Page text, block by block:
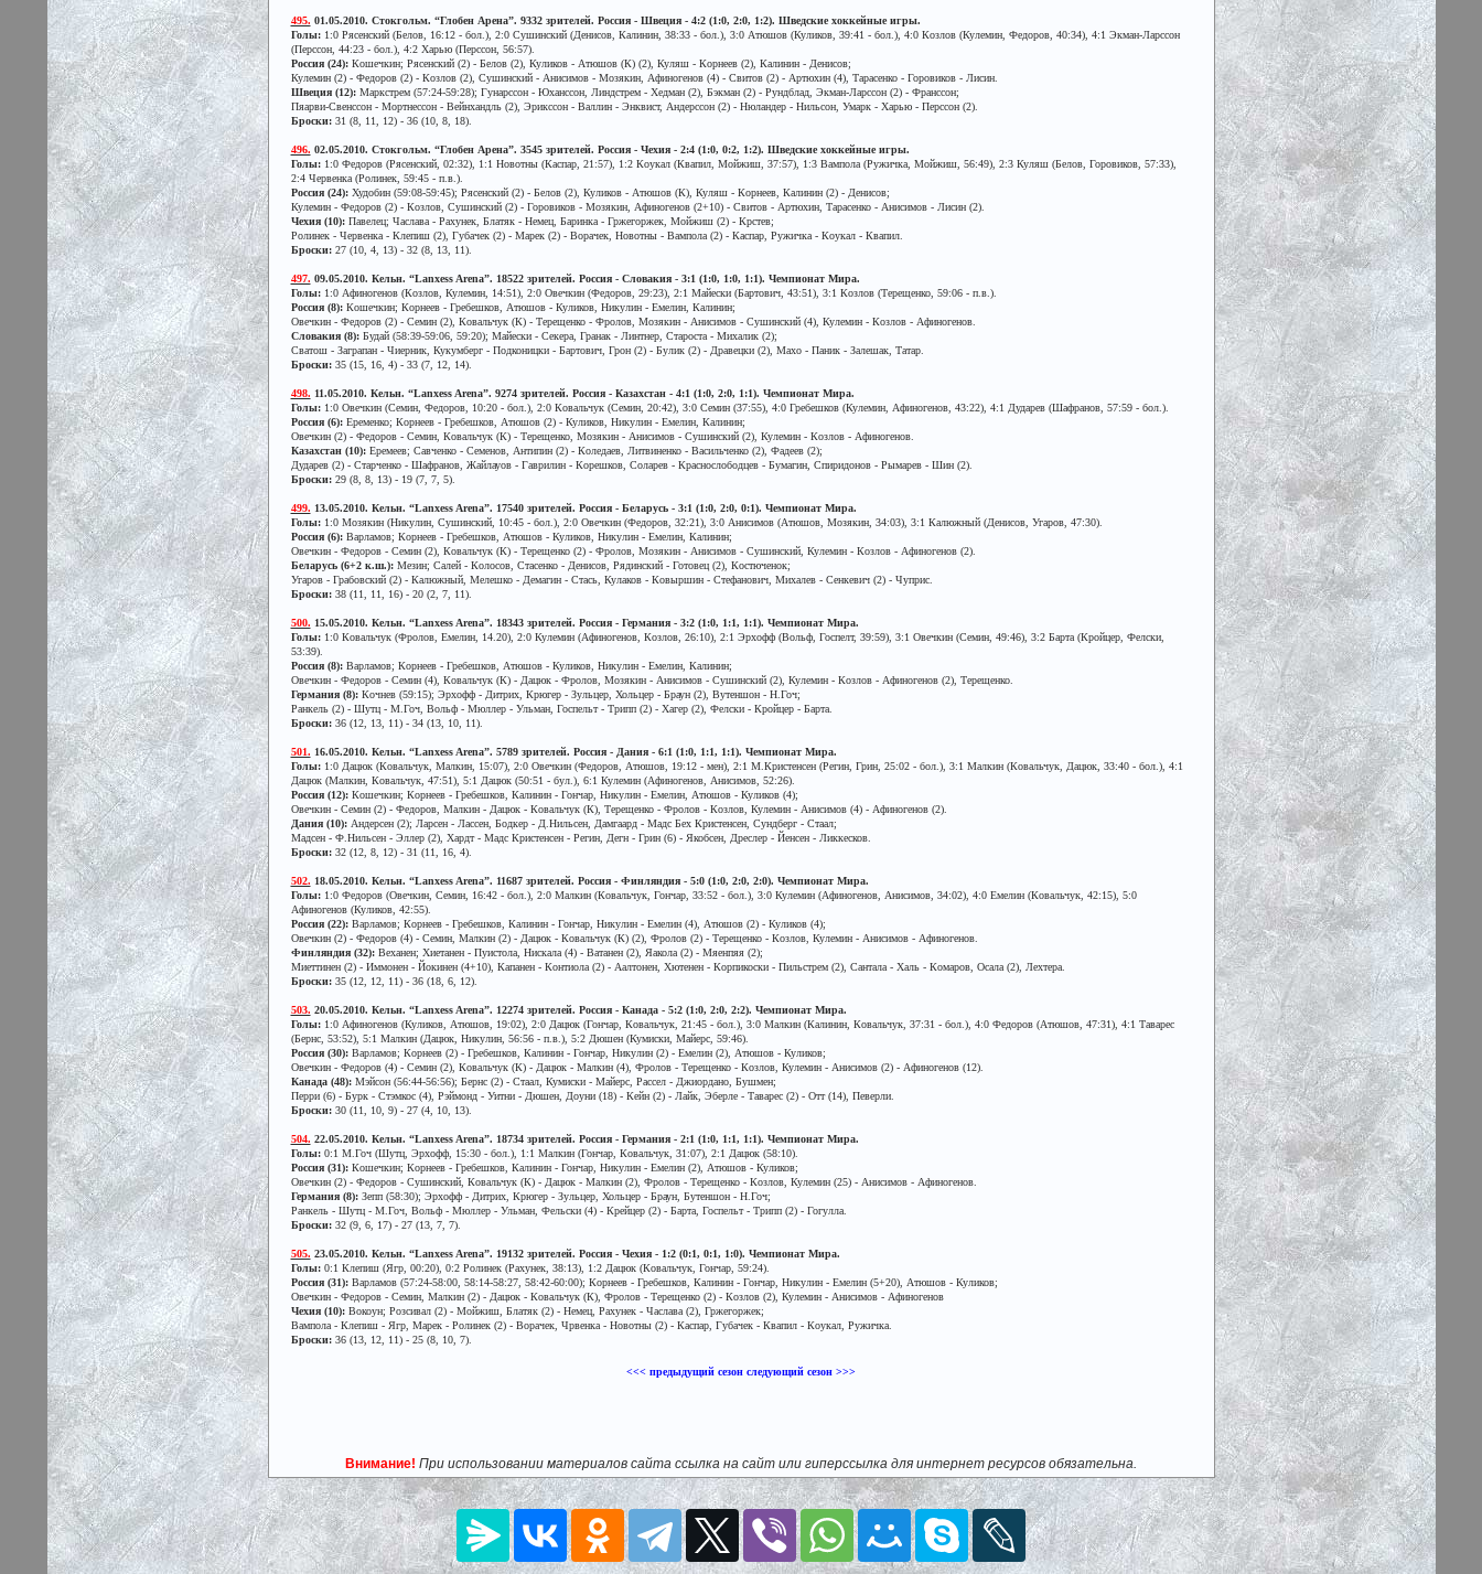
495. 01.05.2010. Стокгольм. “Глобен Арена”. 9332 зрителей. Россия - Швеция - 4:2 (1:0, 2:0, 1:2). Шведские хоккейные игры.
Голы:1:0 Рясенский (Белов, 16:12 - бол.), 2:0 Сушинский (Денисов, Калинин, 38:33 - бол.), 3:0 Атюшов (Куликов, 39:41 - бол.), 4:0 Козлов (Кулемин, Федоров, 40:34), 4:1 Экман-Ларссон
(Перссон, 44:23 - бол.), 4:2 Харью (Перссон, 56:57).
Россия (24):Кошечкин; Рясенский (2) - Белов (2), Куликов - Атюшов (К) (2), Куляш - Корнеев (2), Калинин - Денисов;
Кулемин (2) - Федоров (2) - Козлов (2), Сушинский - Анисимов - Мозякин, Афиногенов (4) - Свитов (2) - Артюхин (4), Тарасенко - Горовиков - Лисин.
Швеция (12):Маркстрем (57:24-59:28); Гунарссон - Юханссон, Линдстрем - Хедман (2), Бэкман (2) - Рундблад, Экман-Ларссон (2) - Франссон;
Пяарви-Свенссон - Мортнессон - Вейнхандль (2), Эрикссон - Валлин - Энквист, Андерссон (2) - Нюландер - Нильсон, Умарк - Харью - Перссон (2).
Броски:31 (8, 11, 12) - 36 (10, 8, 18).
496. 02.05.2010. Стокгольм. “Глобен Арена”. 3545 зрителей. Россия - Чехия - 2:4 (1:0, 0:2, 1:2). Шведские хоккейные игры.
Голы:1:0 Федоров (Рясенский, 02:32), 1:1 Новотны (Каспар, 21:57), 1:2 Коукал (Квапил, Мойжиш, 37:57), 1:3 Вампола (Ружичка, Мойжиш, 56:49), 2:3 Куляш (Белов, Горовиков, 57:33),
2:4 Червенка (Ролинек, 59:45 - п.в.).
Россия (24):Худобин (59:08-59:45); Рясенский (2) - Белов (2), Куликов - Атюшов (К), Куляш - Корнеев, Калинин (2) - Денисов;
Кулемин - Федоров (2) - Козлов, Сушинский (2) - Горовиков - Мозякин, Афиногенов (2+10) - Свитов - Артюхин, Тарасенко - Анисимов - Лисин (2).
Чехия (10):Павелец; Часлава - Рахунек, Блатяк - Немец, Баринка - Гржегоржек, Мойжиш (2) - Крстев;
Ролинек - Червенка - Клепиш (2), Губачек (2) - Марек (2) - Ворачек, Новотны - Вампола (2) - Каспар, Ружичка - Коукал - Квапил.
Броски:27 (10, 4, 13) - 32 (8, 13, 11).
497. 09.05.2010. Кельн. “Lanxess Arena”. 18522 зрителей. Россия - Словакия - 3:1 (1:0, 1:0, 1:1). Чемпионат Мира.
Голы:1:0 Афиногенов (Козлов, Кулемин, 14:51), 2:0 Овечкин (Федоров, 29:23), 2:1 Майески (Бартович, 43:51), 3:1 Козлов (Терещенко, 59:06 - п.в.).
Россия (8):Кошечкин; Корнеев - Гребешков, Атюшов - Куликов, Никулин - Емелин, Калинин;
Овечкин - Федоров (2) - Семин (2), Ковальчук (К) - Терещенко - Фролов, Мозякин - Анисимов - Сушинский (4), Кулемин - Козлов - Афиногенов.
Словакия (8):Будай (58:39-59:06, 59:20); Майески - Секера, Гранак - Линтнер, Староста - Михалик (2);
Сватош - Заграпан - Чиерник, Кукумберг - Подконицки - Бартович, Грон (2) - Булик (2) - Дравецки (2), Махо - Паник - Залешак, Татар.
Броски:35 (15, 16, 4) - 33 (7, 12, 14).
498. 11.05.2010. Кельн. “Lanxess Arena”. 9274 зрителей. Россия - Казахстан - 4:1 (1:0, 2:0, 1:1). Чемпионат Мира.
Голы:1:0 Овечкин (Семин, Федоров, 10:20 - бол.), 2:0 Ковальчук (Семин, 20:42), 3:0 Семин (37:55), 4:0 Гребешков (Кулемин, Афиногенов, 43:22), 4:1 Дударев (Шафранов, 57:59 - бол.).
Россия (6):Еременко; Корнеев - Гребешков, Атюшов (2) - Куликов, Никулин - Емелин, Калинин;
Овечкин (2) - Федоров - Семин, Ковальчук (К) - Терещенко, Мозякин - Анисимов - Сушинский (2), Кулемин - Козлов - Афиногенов.
Казахстан (10):Еремеев; Савченко - Семенов, Антипин (2) - Коледаев, Литвиненко - Васильченко (2), Фадеев (2);
Дударев (2) - Старченко - Шафранов, Жайлауов - Гаврилин - Корешков, Соларев - Краснослободцев - Бумагин, Спиридонов - Рымарев - Шин (2).
Броски:29 (8, 8, 13) - 19 (7, 7, 5).
499. 13.05.2010. Кельн. “Lanxess Arena”. 17540 зрителей. Россия - Беларусь - 3:1 (1:0, 2:0, 0:1). Чемпионат Мира.
Голы:1:0 Мозякин (Никулин, Сушинский, 10:45 - бол.), 2:0 Овечкин (Федоров, 32:21), 3:0 Анисимов (Атюшов, Мозякин, 34:03), 3:1 Калюжный (Денисов, Угаров, 47:30).
Россия (6):Варламов; Корнеев - Гребешков, Атюшов - Куликов, Никулин - Емелин, Калинин;
Овечкин - Федоров - Семин (2), Ковальчук (К) - Терещенко (2) - Фролов, Мозякин - Анисимов - Сушинский, Кулемин - Козлов - Афиногенов (2).
Беларусь (6+2 к.ш.):Мезин; Салей - Колосов, Стасенко - Денисов, Рядинский - Готовец (2), Костюченок;
Угаров - Грабовский (2) - Калюжный, Мелешко - Демагин - Стась, Кулаков - Ковыршин - Стефанович, Михалев - Сенкевич (2) - Чуприс.
Броски:38 (11, 11, 16) - 20 (2, 7, 11).
500. 15.05.2010. Кельн. “Lanxess Arena”. 18343 зрителей. Россия - Германия - 3:2 (1:0, 1:1, 1:1). Чемпионат Мира.
Голы:1:0 Ковальчук (Фролов, Емелин, 14.20), 2:0 Кулемин (Афиногенов, Козлов, 26:10), 2:1 Эрхофф (Вольф, Госпелт, 39:59), 3:1 Овечкин (Семин, 49:46), 3:2 Барта (Кройцер, Фелски,
53:39).
Россия (8):Варламов; Корнеев - Гребешков, Атюшов - Куликов, Никулин - Емелин, Калинин;
Овечкин - Федоров - Семин (4), Ковальчук (К) - Дацюк - Фролов, Мозякин - Анисимов - Сушинский (2), Кулемин - Козлов - Афиногенов (2), Терещенко.
Германия (8):Кочнев (59:15); Эрхофф - Дитрих, Крюгер - Зульцер, Хольцер - Браун (2), Вутеншон - Н.Гоч;
Ранкель (2) - Шутц - М.Гоч, Вольф - Мюллер - Ульман, Госпельт - Трипп (2) - Хагер (2), Фелски - Кройцер - Барта.
Броски:36 (12, 13, 11) - 34 (13, 10, 11).
501. 16.05.2010. Кельн. “Lanxess Arena”. 5789 зрителей. Россия - Дания - 6:1 (1:0, 1:1, 1:1). Чемпионат Мира.
Голы:1:0 Дацюк (Ковальчук, Малкин, 15:07), 2:0 Овечкин (Федоров, Атюшов, 19:12 - мен), 2:1 М.Кристенсен (Регин, Грин, 25:02 - бол.), 3:1 Малкин (Ковальчук, Дацюк, 33:40 - бол.), 4:1
Дацюк (Малкин, Ковальчук, 47:51), 5:1 Дацюк (50:51 - бул.), 6:1 Кулемин (Афиногенов, Анисимов, 52:26).
Россия (12):Кошечкин; Корнеев - Гребешков, Калинин - Гончар, Никулин - Емелин, Атюшов - Куликов (4);
Овечкин - Семин (2) - Федоров, Малкин - Дацюк - Ковальчук (К), Терещенко - Фролов - Козлов, Кулемин - Анисимов (4) - Афиногенов (2).
Дания (10):Андерсен (2); Ларсен - Лассен, Бодкер - Д.Нильсен, Дамгаард - Мадс Бех Кристенсен, Сундберг - Стаал;
Мадсен - Ф.Нильсен - Эллер (2), Хардт - Мадс Кристенсен - Регин, Дегн - Грин (6) - Якобсен, Дреслер - Йенсен - Ликкесков.
Броски:32 (12, 8, 12) - 31 (11, 16, 4).
502. 18.05.2010. Кельн. “Lanxess Arena”. 11687 зрителей. Россия - Финляндия - 5:0 (1:0, 2:0, 2:0). Чемпионат Мира.
Голы:1:0 Федоров (Овечкин, Семин, 16:42 - бол.), 2:0 Малкин (Ковальчук, Гончар, 33:52 - бол.), 3:0 Кулемин (Афиногенов, Анисимов, 34:02), 4:0 Емелин (Ковальчук, 42:15), 5:0
Афиногенов (Куликов, 42:55).
Россия (22):Варламов; Корнеев - Гребешков, Калинин - Гончар, Никулин - Емелин (4), Атюшов (2) - Куликов (4);
Овечкин (2) - Федоров (4) - Семин, Малкин (2) - Дацюк - Ковальчук (К) (2), Фролов (2) - Терещенко - Козлов, Кулемин - Анисимов - Афиногенов.
Финляндия (32):Веханен; Хиетанен - Пуистола, Нискала (4) - Ватанен (2), Яакола (2) - Мяенпяя (2);
Миеттинен (2) - Иммонен - Йокинен (4+10), Капанен - Контиола (2) - Аалтонен, Хютенен - Корпикоски - Пильстрем (2), Сантала - Халь - Комаров, Осала (2), Лехтера.
Броски:35 (12, 12, 11) - 36 (18, 6, 12).
503. 20.05.2010. Кельн. “Lanxess Arena”. 12274 зрителей. Россия - Канада - 5:2 (1:0, 2:0, 2:2). Чемпионат Мира.
Голы:1:0 Афиногенов (Куликов, Атюшов, 19:02), 2:0 Дацюк (Гончар, Ковальчук, 21:45 - бол.), 3:0 Малкин (Калинин, Ковальчук, 37:31 - бол.), 4:0 Федоров (Атюшов, 47:31), 4:1 Таварес
(Бернс, 53:52), 5:1 Малкин (Дацюк, Никулин, 56:56 - п.в.), 5:2 Дюшен (Кумиски, Майерс, 59:46).
Россия (30):Варламов; Корнеев (2) - Гребешков, Калинин - Гончар, Никулин (2) - Емелин (2), Атюшов - Куликов;
Овечкин - Федоров (4) - Семин (2), Ковальчук (К) - Дацюк - Малкин (4), Фролов - Терещенко - Козлов, Кулемин - Анисимов (2) - Афиногенов (12).
Канада (48):Мэйсон (56:44-56:56); Бернс (2) - Стаал, Кумиски - Майерс, Рассел - Джиордано, Бушмен;
Перри (6) - Бурк - Стэмкос (4), Рэймонд - Уитни - Дюшен, Доуни (18) - Кейн (2) - Лайк, Эберле - Таварес (2) - Отт (14), Певерли.
Броски:30 (11, 10, 9) - 27 (4, 10, 13).
504. 22.05.2010. Кельн. “Lanxess Arena”. 18734 зрителей. Россия - Германия - 2:1 (1:0, 1:1, 1:1). Чемпионат Мира.
Голы:0:1 М.Гоч (Шутц, Эрхофф, 15:30 - бол.), 1:1 Малкин (Гончар, Ковальчук, 31:07), 2:1 Дацюк (58:10).
Россия (31):Кошечкин; Корнеев - Гребешков, Калинин - Гончар, Никулин - Емелин (2), Атюшов - Куликов;
Овечкин (2) - Федоров - Сушинский, Ковальчук (К) - Дацюк - Малкин (2), Фролов - Терещенко - Козлов, Кулемин (25) - Анисимов - Афиногенов.
Германия (8):Зепп (58:30); Эрхофф - Дитрих, Крюгер - Зульцер, Хольцер - Браун, Бутеншон - Н.Гоч;
Ранкель - Шутц - М.Гоч, Вольф - Мюллер - Ульман, Фельски (4) - Крейцер (2) - Барта, Госпельт - Трипп (2) - Гогулла.
Броски:32 (9, 6, 17) - 27 (13, 7, 7).
505. 23.05.2010. Кельн. “Lanxess Arena”. 19132 зрителей. Россия - Чехия - 1:2 (0:1, 0:1, 1:0). Чемпионат Мира.
Голы:0:1 Клепиш (Ягр, 00:20), 0:2 Ролинек (Рахунек, 38:13), 1:2 Дацюк (Ковальчук, Гончар, 59:24).
Россия (31):Варламов (57:24-58:00, 58:14-58:27, 58:42-60:00); Корнеев - Гребешков, Калинин - Гончар, Никулин - Емелин (5+20), Атюшов - Куликов;
Овечкин - Федоров - Семин, Малкин (2) - Дацюк - Ковальчук (К), Фролов - Терещенко (2) - Козлов (2), Кулемин - Анисимов - Афиногенов
Чехия (10):Вокоун; Розсивал (2) - Мойжиш, Блатяк (2) - Немец, Рахунек - Часлава (2), Гржегоржек;
Вампола - Клепиш - Ягр, Марек - Ролинек (2) - Ворачек, Чрвенка - Новотны (2) - Каспар, Губачек - Квапил - Коукал, Ружичка.
Броски:36 (13, 12, 11) - 25 (8, 10, 7).
<<< предыдущий сезон следующий сезон >>>
Внимание! При использовании материалов сайта ссылка на сайт или гиперссылка для интернет ресурсов обязательна.